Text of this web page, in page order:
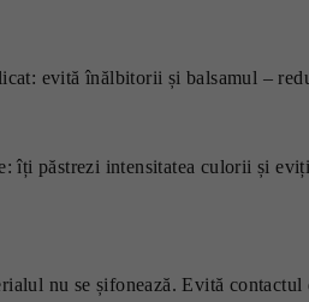
evită înălbitorii și balsamul –
îți păstrezi intensitatea culorii și
nu se șifonează. Evită